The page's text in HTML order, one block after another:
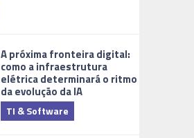
A próxima fronteira digital:
como a infraestrutura
elétrica determinará o ritmo
da evolução da IA
TI & Software